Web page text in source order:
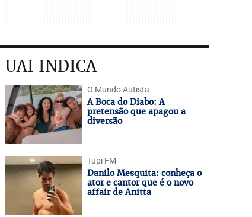
UAI INDICA
O Mundo Autista
A Boca do Diabo: A
pretensão que apagou a
diversão
Tupi FM
Danilo Mesquita: conheça o
ator e cantor que é o novo
affair de Anitta